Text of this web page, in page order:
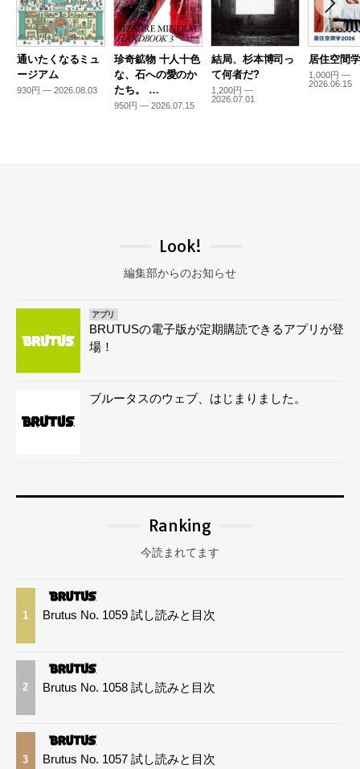
通いたくなるミュ
ージアム
930円 — 2026.08.03
珍奇鉱物 十人十色
な、石への愛のか
たち。 …
950円 — 2026.07.15
結局、杉本博司っ
て何者だ?
1,200円 —
2026.07.01
居住空間
1,000円 —
2026.06.15
Look!
編集部からのお知らせ
アプリ
BRUTUSの電子版が定期購読できるアプリが登
場！
ブルータスのウェブ、はじまりました。
Ranking
今読まれてます
1 Brutus No. 1059 試し読みと目次
2 Brutus No. 1058 試し読みと目次
3 Brutus No. 1057 試し読みと目次